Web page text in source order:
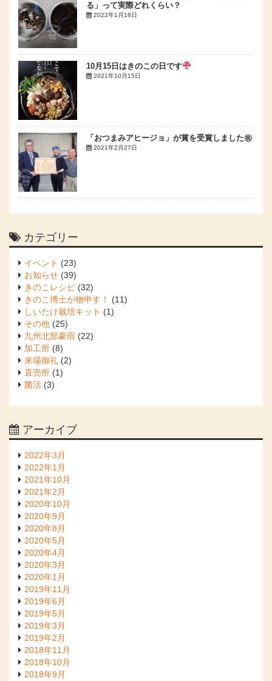
る」って実際どれくらい？
2022年1月18日
10月15日はきのこの日です
2021年10月15日
「おつまみアヒージョ」が賞を受賞しました㊗
2021年2月27日
カテゴリー
イベント (23)
お知らせ (39)
きのこレシピ (32)
きのこ博士が物申す！
(11)
しいたけ栽培キット (1)
その他 (25)
九州北部豪雨 (22)
加工所 (8)
来場御礼 (2)
直売所 (1)
菌活 (3)
アーカイブ
2022年3月
2022年1月
2021年10月
2021年2月
2020年10月
2020年9月
2020年8月
2020年5月
2020年4月
2020年3月
2020年1月
2019年11月
2019年6月
2019年5月
2019年3月
2019年2月
2018年11月
2018年10月
2018年9月